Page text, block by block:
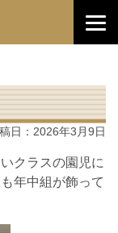
日： 2026年3月9日
クラスの園児に
年中組が飾って